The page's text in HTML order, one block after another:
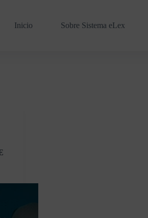
Inicio Sobre Sistema eLex